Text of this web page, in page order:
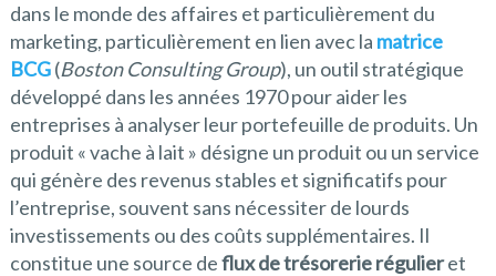
dans le monde des affaires et particulièrement du
marketing, particulièrement en lien avec la matrice
BCG(Boston Consulting Group), un outil stratégique
développé dans les années 1970 pour aider les
entreprises à analyser leur portefeuille de produits. Un
produit « vache à lait » désigne un produit ou un service
qui génère des revenus stables et significatifs pour
l’entreprise, souvent sans nécessiter de lourds
investissements ou des coûts supplémentaires. Il
constitue une source deflux de trésorerie régulieret